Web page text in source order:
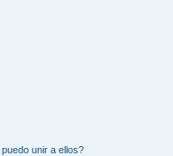
unir a ellos?